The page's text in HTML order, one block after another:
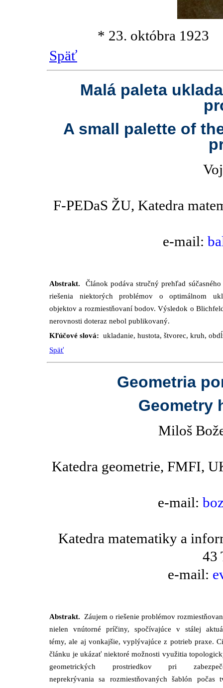
* 23. októbra
Späť
Malá paleta
A small palette of
F-PEDaS ŽU, Katedra
e-mail:
Abstrakt. Článok podáva stručný prehľad súčasného
riešenia niektorých problémov o optimálnom
objektov a rozmiestňovaní bodov. Výsledok o
nerovnosti doteraz nebol publikovaný.
Kľúčové slová: ukladanie, hustota, štvorec, kruh,
Späť
Geometria
Geometry
Miloš
Katedra geometrie, FMFI,
e-mail:
Katedra matematiky a
43
e-mail:
Abstrakt. Záujem o riešenie problémov
nielen vnútorné príčiny, spočívajúce v stálej
témy, ale aj vonkajšie, vyplývajúce z potrieb praxe.
článku je ukázať niektoré možnosti využitia
geometrických prostriedkov pri
neprekrývania sa rozmiestňovaných šablón počas